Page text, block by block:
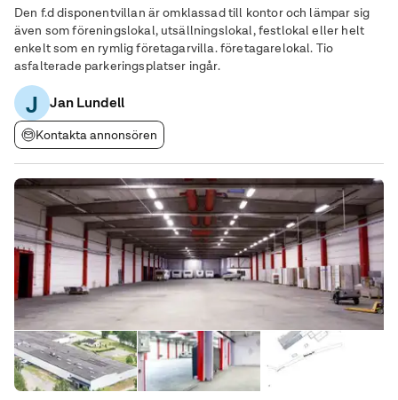
Den f.d disponentvillan är omklassad till kontor och lämpar sig
även som föreningslokal, utsällningslokal, festlokal eller helt
enkelt som en rymlig företagarvilla. företagarelokal. Tio
asfalterade parkeringsplatser ingår.
J Jan Lundell
Kontakta annonsören